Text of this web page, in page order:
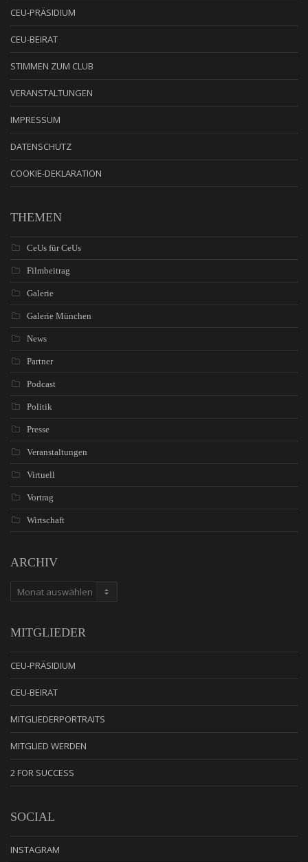
CEU-PRÄSIDIUM
CEU-BEIRAT
STIMMEN ZUM CLUB
VERANSTALTUNGEN
IMPRESSUM
DATENSCHUTZ
COOKIE-DEKLARATION
THEMEN
CeUs für CeUs
Filmbeitrag
Galerie
Galerie München
News
Partner
Podcast
Politik
Presse
Veranstaltungen
Virtuell
Vortrag
Wirtschaft
ARCHIV
ARCHIV
MITGLIEDER
CEU-PRÄSIDIUM
CEU-BEIRAT
MITGLIEDERPORTRAITS
MITGLIED WERDEN
2 FOR SUCCESS
SOCIAL
INSTAGRAM